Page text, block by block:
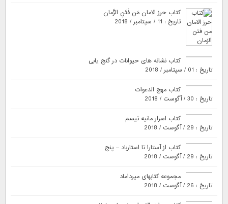
کتاب حرز الامان مَن فَتَنِ الزَّمان
تاریخ : 11 / سپتامبر / 2018
کتاب نشانه های حیوانات در گنج یابی
تاریخ : 01 / سپتامبر / 2018
کتاب مهج الدعوات
تاریخ : 30 / آگوست / 2018
کتاب اسرار مانیه تیسم
تاریخ : 29 / آگوست / 2018
کتاب از آستارا تا استارباد – پنج
تاریخ : 29 / آگوست / 2018
مجموعه کتابهای میرداماد
تاریخ : 26 / آگوست / 2018